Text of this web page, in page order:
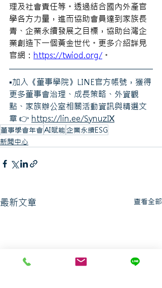
理及社會責任等。透過結合國內外產官
學各方力量，進而協助會員達到家族長
青、企業永續發展之目標，協助台灣企
業創造下一個黃金世代。更多介紹詳見
官網： https://twiod.org/ 。
▪️加入《董事學院》LINE官方帳號，獲得
更多董事會治理、成長策略、外資觀
點、家族辦公室相關活動資訊與精選文
章 👉 https://lin.ee/SynuzIX
董事學會年會AI賦能 企業永續ESG
新聞中心
最新文章 查看全部